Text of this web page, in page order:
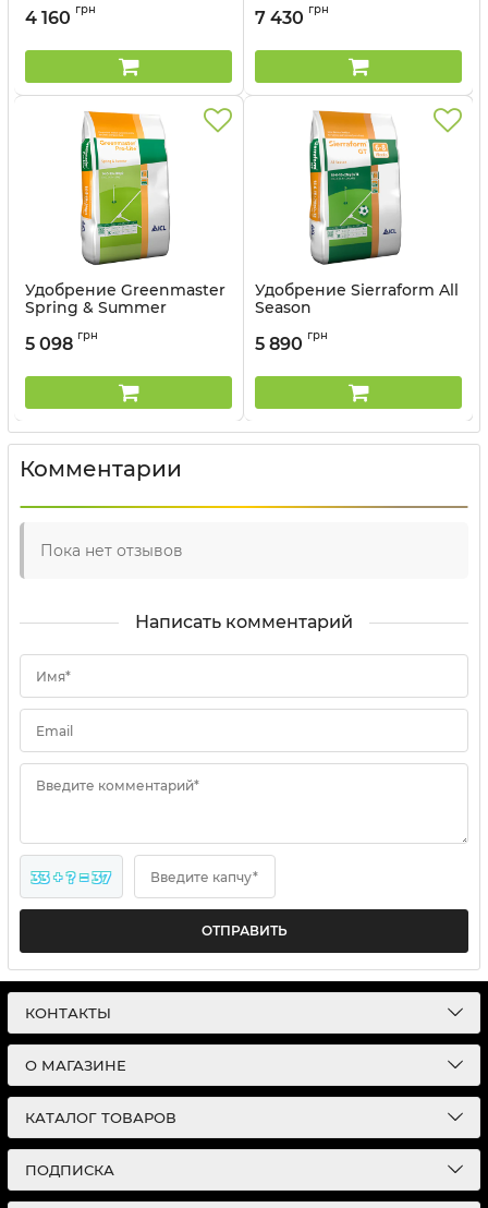
Артикул:
4 160 грн
Артикул: 33015041
7 430 грн
Удобрение Greenmaster
Spring & Summer
Артикул: 330150135
5 098 грн
Удобрение Sierraform All
Season
W) ICL - 20 кг
5 890 грн
Комментарии
Пока нет отзывов
Написать комментарий
Имя*
Email
Введите комментарий*
33 + ? = 37 Введите капчу*
ОТПРАВИТЬ
КОНТАКТЫ
О МАГАЗИНЕ
КАТАЛОГ ТОВАРОВ
ПОДПИСКА